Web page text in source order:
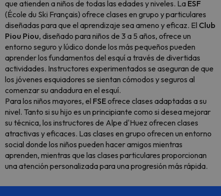
que atienden a niños de todas las edades y niveles. La ESF
(École du Ski Français) ofrece clases en grupo y particulares
diseñadas para que el aprendizaje sea ameno y eficaz. El Club
Piou Piou, diseñado para niños de 3 a 5 años, ofrece un
entorno seguro y lúdico donde los más pequeños pueden
aprender los fundamentos del esquí a través de divertidas
actividades. Instructores experimentados se aseguran de que
los jóvenes esquiadores se sientan cómodos y seguros al
comenzar su andadura en el esquí.
Para los niños mayores, el FSEofrece clases adaptadas a su
nivel. Tanto si su hijo es un principiante como si desea mejorar
su técnica, los instructores de Alpe d'Huez ofrecen clases
atractivas y eficaces. Las clases en grupo ofrecen un entorno
social donde los niños pueden hacer amigos mientras
aprenden, mientras que las clases particulares proporcionan
una atención personalizada para una progresión más rápida.